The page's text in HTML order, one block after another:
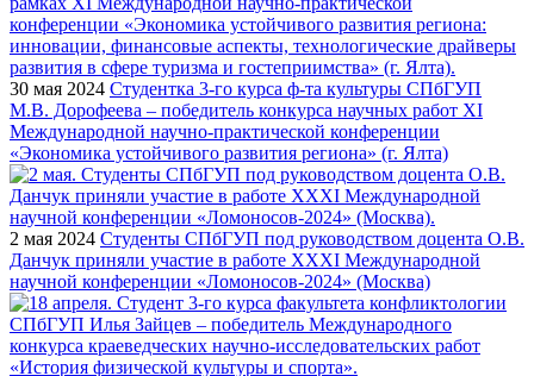
30 мая 2024 Студентка 3-го курса ф-та культуры СПбГУП
М.В. Дорофеева – победитель конкурса научных работ XI
Международной научно-практической конференции
«Экономика устойчивого развития региона» (г. Ялта)
2 мая 2024 Студенты СПбГУП под руководством доцента О.В.
Данчук приняли участие в работе XXXI Международной
научной конференции «Ломоносов-2024» (Москва)